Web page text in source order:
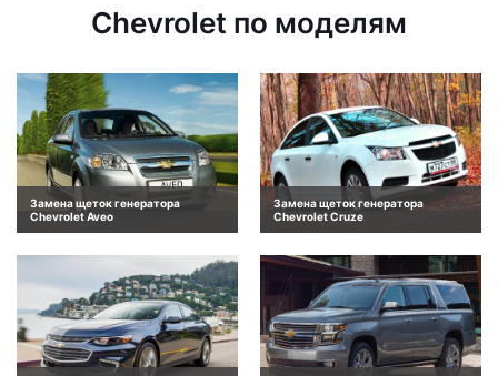
Chevrolet по моделям
Замена щеток генератора
Chevrolet Aveo
Замена щеток генератора
Chevrolet Cruze